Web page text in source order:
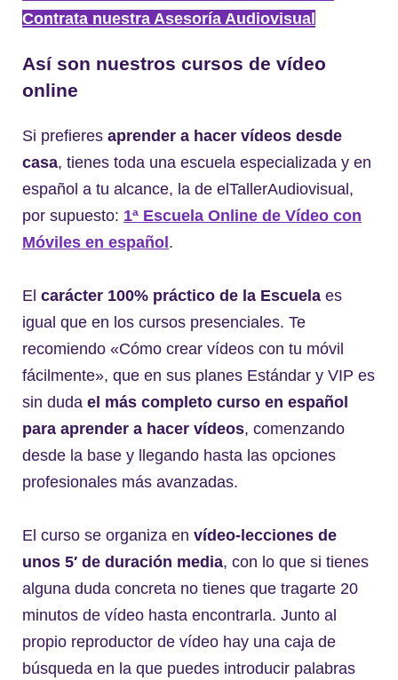
Contrata nuestra Asesoría Audiovisual
Así son nuestros cursos de vídeo
online
Si prefieres aprender a hacer vídeos desde
casa, tienes toda una escuela especializada y en
español a tu alcance, la de elTallerAudiovisual,
por supuesto: 1ª Escuela Online de Vídeo con
Móviles en español.
El carácter 100% práctico de la Escuela es
igual que en los cursos presenciales. Te
recomiendo «Cómo crear vídeos con tu móvil
fácilmente», que en sus planes Estándar y VIP es
sin duda el más completo curso en español
para aprender a hacer vídeos, comenzando
desde la base y llegando hasta las opciones
profesionales más avanzadas.
El curso se organiza en vídeo-lecciones de
unos 5′ de duración media, con lo que si tienes
alguna duda concreta no tienes que tragarte 20
minutos de vídeo hasta encontrarla. Junto al
propio reproductor de vídeo hay una caja de
búsqueda en la que puedes introducir palabras